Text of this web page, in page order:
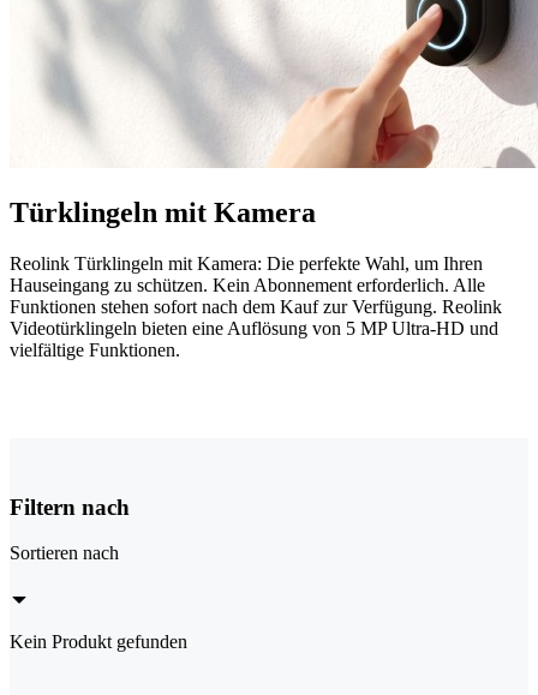
Türklingeln mit Kamera
Reolink Türklingeln mit Kamera: Die perfekte Wahl, um Ihren
Hauseingang zu schützen. Kein Abonnement erforderlich. Alle
Funktionen stehen sofort nach dem Kauf zur Verfügung. Reolink
Videotürklingeln bieten eine Auflösung von 5 MP Ultra-HD und
vielfältige Funktionen.
Filtern nach
Sortieren nach
Kein Produkt gefunden